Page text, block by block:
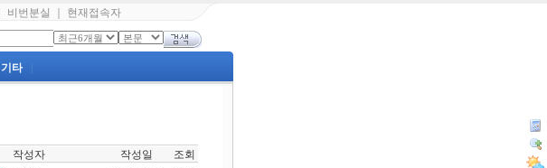
비번분실 현재접속자
기타
작성자 작성일 조회